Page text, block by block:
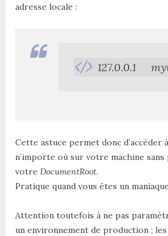
adresse locale :
127.0.0.1
Cette astuce permet donc d’accéder
n’importe où sur votre machine
votre DocumentRoot.
Pratique quand vous êtes un
Attention toutefois à ne pas
un environnement de production ;